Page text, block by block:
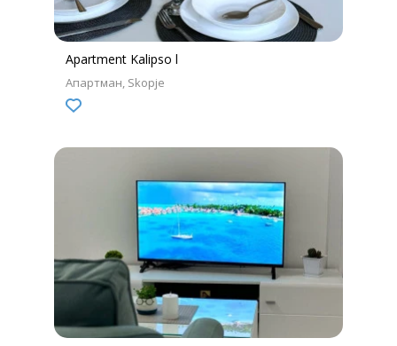
Apartment Kalipso l
Апартман Skopje